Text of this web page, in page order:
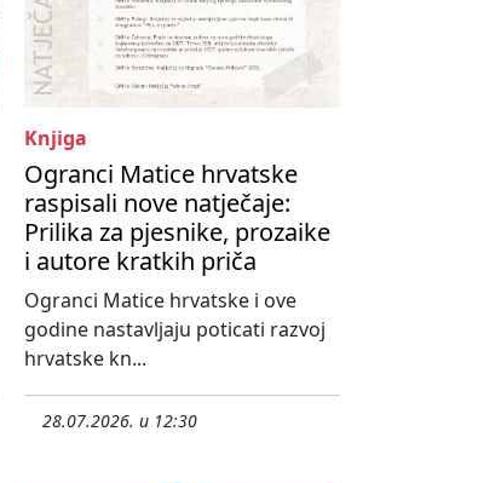
Knjiga
Ogranci Matice hrvatske
raspisali nove natječaje:
Prilika za pjesnike, prozaike
i autore kratkih priča
Ogranci Matice hrvatske i ove
godine nastavljaju poticati razvoj
hrvatske kn...
28.07.2026. u 12:30